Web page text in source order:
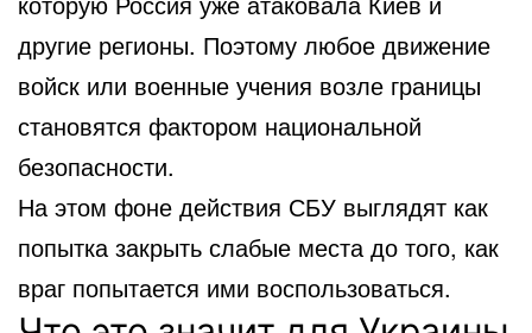
другие регионы. Поэтому любое движение
войск или военные учения возле границы
становятся фактором национальной
безопасности.
На этом фоне действия СБУ выглядят как
попытка закрыть слабые места до того, как
враг попытается ими воспользоваться.